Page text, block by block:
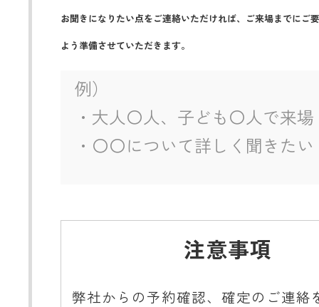
お聞きになりたい点をご連絡いただければ、ご来場までにご
よう準備させていただきます。
注意事項
弊社からの予約確認、確定のご連絡